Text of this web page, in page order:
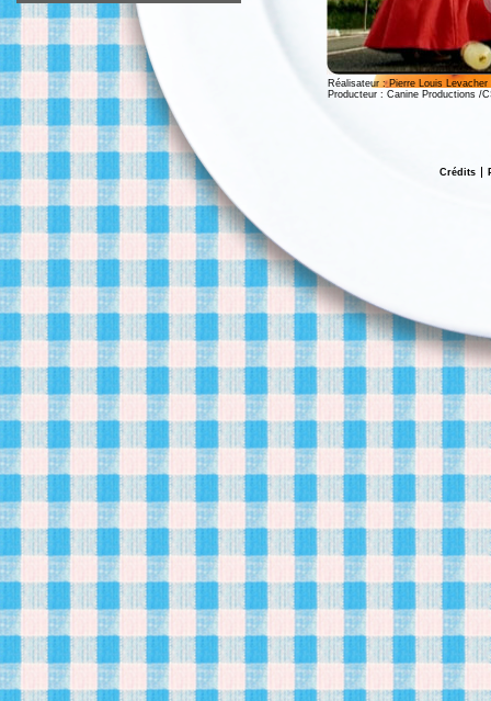
Réalisateur : Pierre Louis Levacher
Producteur : Canine Productions /
Crédits